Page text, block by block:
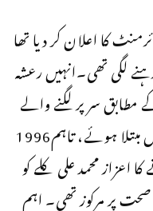
ریٹائرمنٹ کا اعلان کر دیا تھا
رہنے لگی تھی۔انہیں رعشہ
سر پر لگنے والے
مکوں کی وجہ سے بھی وہ اس مرض میں مبتلا ہوئے، تاہم1996
اعزاز محمد علی کلے کو
پر مرکوز تھی۔ اہم